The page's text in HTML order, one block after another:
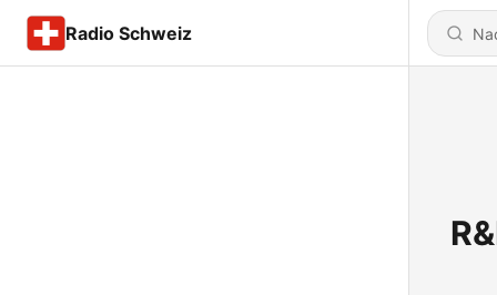
Radio Schweiz